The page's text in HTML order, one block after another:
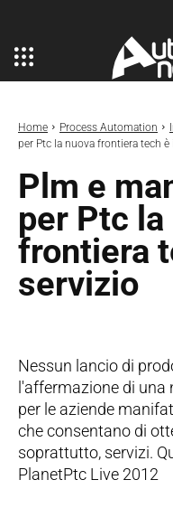
Home Process Automation
per Ptc la nuova frontiera tech
Plm e
per Ptc la
frontiera
servizio
Nessun lancio di
l'affermazione di
per le aziende
che consentano di
soprattutto, servizi.
PlanetPtc Live 2012